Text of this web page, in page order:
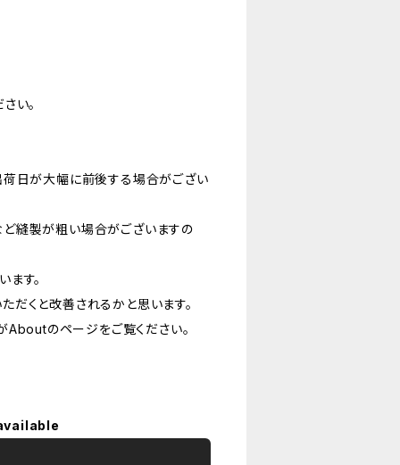
い。
荷日が大幅に前後する場合がござい
縫製が粗い場合がございますの
す。
くと改善されるかと思います。
のページをご覧ください。